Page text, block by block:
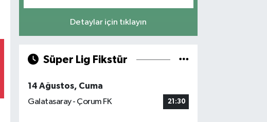
Detaylar için tıklayın
Süper Lig Fikstür
14 Ağustos, Cuma
Galatasaray - Çorum FK
21:30